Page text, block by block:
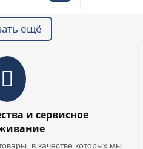
ещё
и сервисное
в качестве которых мы